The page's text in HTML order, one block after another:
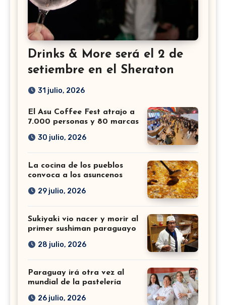
Drinks & More será el 2 de
setiembre en el Sheraton
31 julio, 2026
El Asu Coffee Fest atrajo a
7.000 personas y 80 marcas
30 julio, 2026
La cocina de los pueblos
convoca a los asuncenos
29 julio, 2026
Sukiyaki vio nacer y morir al
primer sushiman paraguayo
28 julio, 2026
Paraguay irá otra vez al
mundial de la pastelería
26 julio, 2026